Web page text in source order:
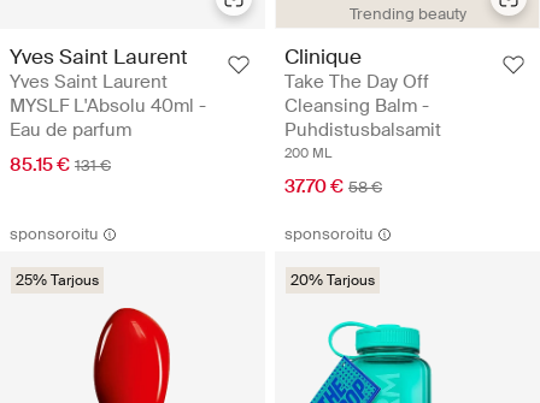
Yves Saint Laurent
Yves Saint Laurent
MYSLF L'Absolu 40ml -
Eau de parfum
85.15 € 131 €
Trending beauty
Clinique
Take The Day Off
Cleansing Balm -
Puhdistusbalsamit
200 ML
37.70 € 58 €
sponsoroitu
25% Tarjous
sponsoroitu
20% Tarjous